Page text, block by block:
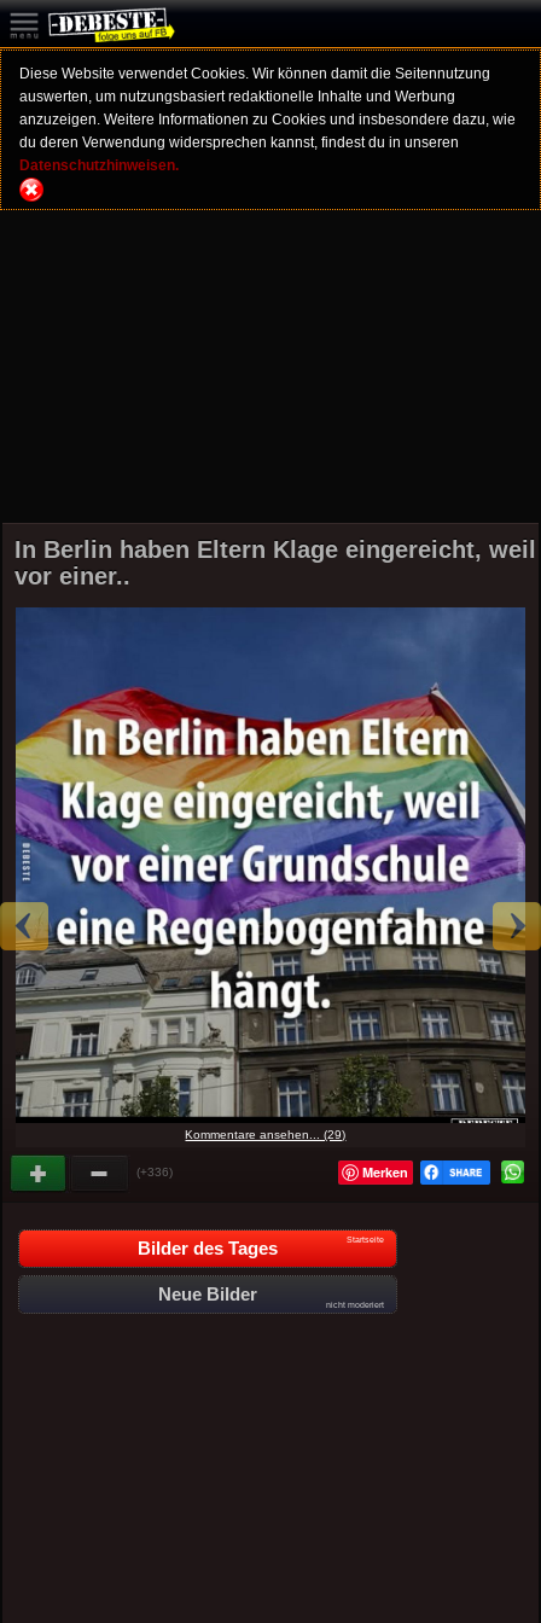
Diese Website verwendet Cookies. Wir können damit die Seitennutzung
auswerten, um nutzungsbasiert redaktionelle Inhalte und Werbung
anzuzeigen. Weitere Informationen zu Cookies und insbesondere dazu, wie
du deren Verwendung widersprechen kannst, findest du in unseren
Datenschutzhinweisen.
In Berlin haben Eltern Klage eingereicht, weil
vor einer..
Kommentare ansehen... (29)
(+336) Merken
Bilder des Tages Startseite
Neue Bilder
nicht moderiert